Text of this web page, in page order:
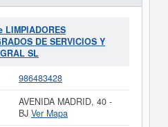
DE SERVICIOS Y
SL
986483428
AVENIDA MADRID, 40 -
BJ Ver Mapa